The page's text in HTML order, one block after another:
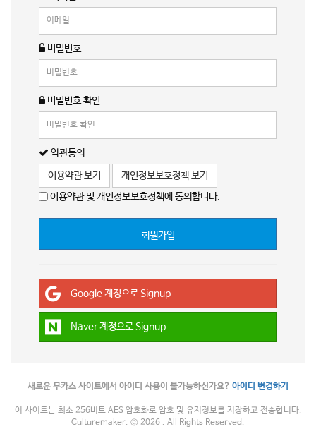
비밀번호
비밀번호 확인
약관동의
이용약관 보기
개인정보보호정책 보기
이용약관 및 개인정보보호정책에 동의합니다.
회원가입
Google 계정으로 Signup
Naver 계정으로 Signup
새로운 무카스 사이트에서 아이디 사용이 불가능하신가요? 아이디 변경하기
이 사이트는 최소 256비트 AES 암호화로 암호 및 유저정보를 저장하고 전송합니다.
Culturemaker. © 2026 . All Rights Reserved.